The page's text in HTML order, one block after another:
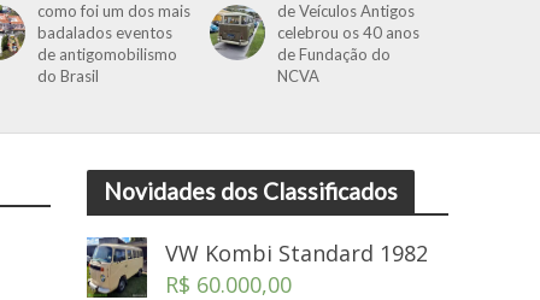
como foi um dos mais
badalados eventos
de antigomobilismo
do Brasil
de Veículos Antigos
celebrou os 40 anos
de Fundação do
NCVA
Novidades dos Classificados
VW Kombi Standard 1982
R$ 60.000,00